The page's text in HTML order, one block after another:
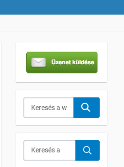
Keresés a webáruházban...